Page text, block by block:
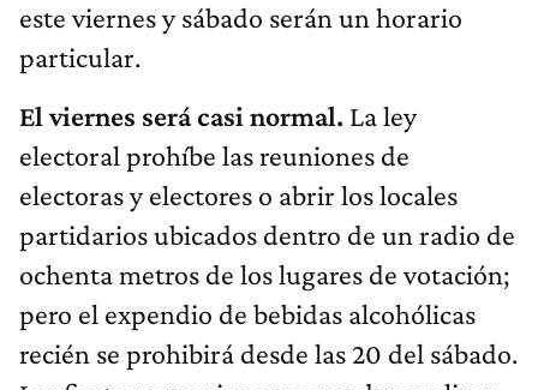
este viernes y sábado serán un horario
particular.
El viernes será casi normal. La ley
electoral prohíbe las reuniones de
electoras y electores o abrir los locales
partidarios ubicados dentro de un radio de
ochenta metros de los lugares de votación;
pero el expendio de bebidas alcohólicas
recién se prohibirá desde las 20 del sábado.